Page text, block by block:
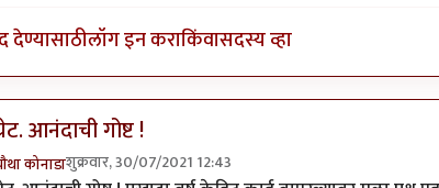
देण्यासाठीलॉग इन कराकिंवासदस्य व्हा
आनंदाची गोष्ट !
कोनाडाशुक्रवार, 30/07/2021 12:43